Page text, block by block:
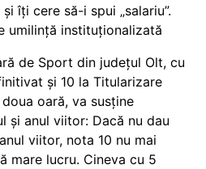
îți cere să-i spui „salariu”.
umilință instituționalizată
de Sport din județul Olt, cu
și 10 la Titularizare
oară, va susține
și anul viitor: Dacă nu dau
viitor, nota 10 nu mai
mare lucru. Cineva cu 5